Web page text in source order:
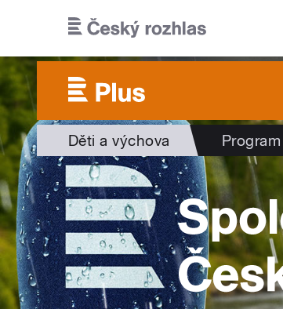
Děti a výchova Program